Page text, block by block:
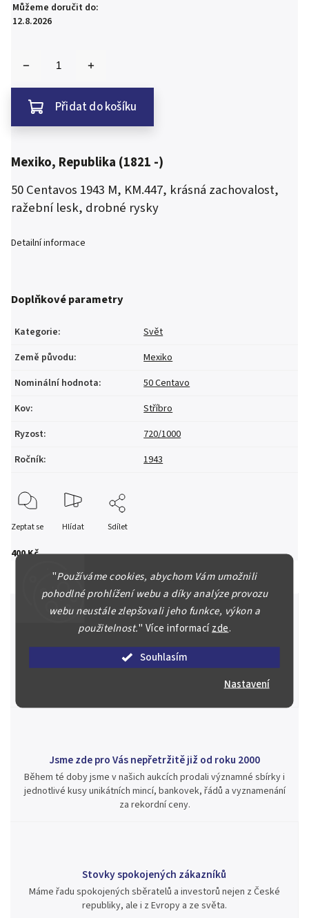
"Používáme cookies, abychom Vám umožnili
pohodlné prohlížení webu a díky analýze provozu
webu neustále zlepšovali jeho funkce, výkon a
použitelnost." Více informacízde.
Souhlasím
Nastavení
400 Kč
Můžeme doručit do:
12.8.2026
Přidat do košíku
Mexiko, Republika (1821 -)
50 Centavos 1943 M, KM.447, krásná zachovalost,
ražební lesk, drobné rysky
Detailní informace
Doplňkové parametry
Kategorie:
Svět
Země původu:
Mexiko
Nominální hodnota:
50 Centavo
Kov:
Stříbro
Ryzost:
720/1000
Ročník: 1943
Zeptat se Hlídat Sdílet
Špičkové služby za nejlepší ceny
Náš kolektiv specialistů a znalců se Vám bude plně věnovat.
Posoudíme kvalitu a pravost Vašeho materiálu, prodáme v naší
aukci nebo Vám poradíme kam investovat.
Jsme zde pro Vás nepřetržitě již od roku 2000
Během té doby jsme v našich aukcích prodali významné sbírky i
jednotlivé kusy unikátních mincí, bankovek, řádů a vyznamenání
za rekordní ceny.
Stovky spokojených zákazníků
Máme řadu spokojených sběratelů a investorů nejen z České
republiky, ale i z Evropy a ze světa.